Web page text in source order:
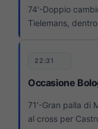
74'-Doppio
Tielemans,
22:31
Occasione
71'-Gran palla di
al cross per